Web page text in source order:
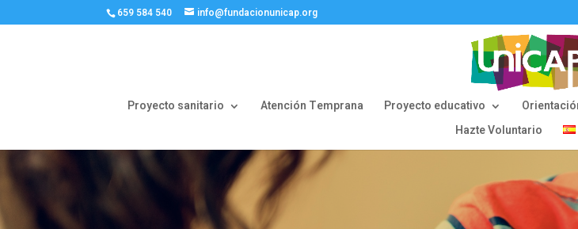
659 584 540 info@fundacionunicap.org
Proyecto sanitario Atención Temprana Proyecto educativo
Hazte Voluntario